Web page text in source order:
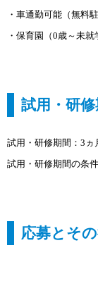
・車通勤可能（無料
・保育園（0歳～未就
試用・研修
試用・研修期間：3ヵ
試用・研修期間の条
応募とそ